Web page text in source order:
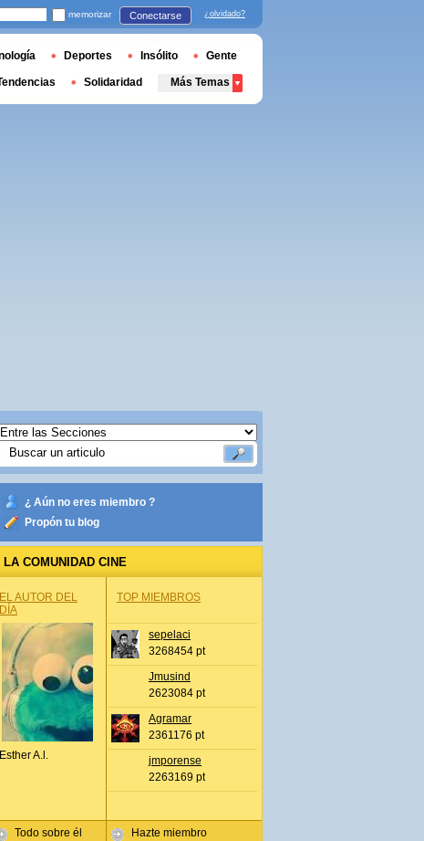
¿ Aún no eres miembro ?
Propón tu blog
LA COMUNIDAD CINE
EL AUTOR DEL
DÍA
Esther A.l.
Todo sobre él
TOP MIEMBROS
sepelaci
3268454 pt
Jmusind
2623084 pt
Agramar
2361176 pt
jmporense
2263169 pt
Hazte miembro
memorizar Conectarse ¿olvidado?
Deportes Insólito Gente
Solidaridad Más Temas